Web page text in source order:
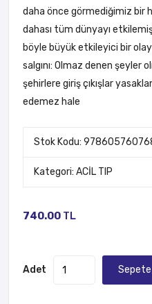
daha önce görmediğimiz bir
dahası tüm dünyayı
böyle büyük etkileyici bir
salgını: Olmaz denen
şehirlere giriş çıkışlar
edemez hale
Stok Kodu:
Kategori: ACİL TIP
740.00 TL
Adet Sepete